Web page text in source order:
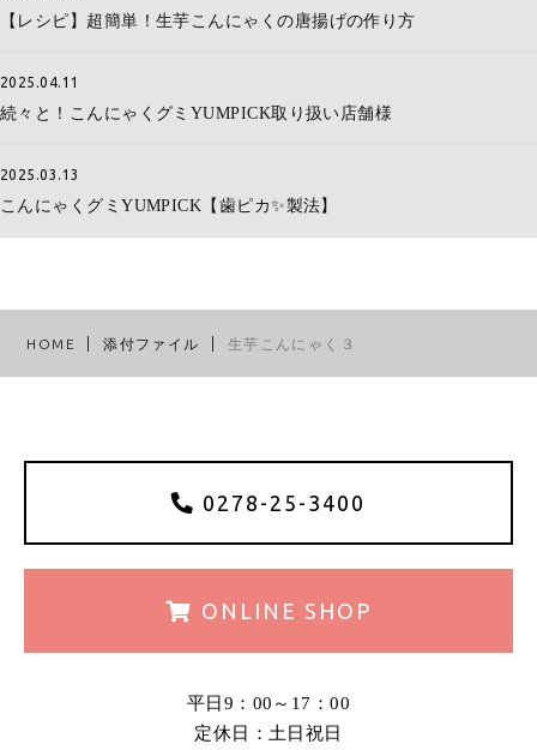
【レシピ】超簡単！生芋こんにゃくの唐揚げの作り方
2025.04.11
続々と！こんにゃくグミYUMPICK取り扱い店舗様
2025.03.13
こんにゃくグミYUMPICK【歯ピカ✨製法】
HOME 添付ファイル 生芋こんにゃく３
0278-25-3400
ONLINE SHOP
平日9：00～17：00
定休日：土日祝日